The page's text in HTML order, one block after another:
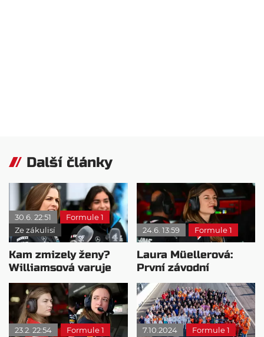
Další články
30.6. 22:51
Formule 1
Ze zákulisí
Kam zmizely ženy?
Williamsová varuje
před nedostatkem
vzorů
24.6. 13:59 Formule 1
Laura Müellerová:
První závodní
inženýrka ve formuli 1
23.2. 22:54 Formule 1 7.10.2024 Formule 1